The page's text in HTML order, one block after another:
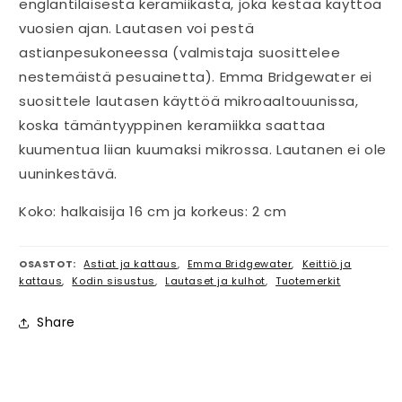
vuosien ajan. Lautasen voi pestä
astianpesukoneessa (valmistaja suosittelee
nestemäistä pesuainetta). Emma Bridgewater ei
suosittele lautasen käyttöä mikroaaltouunissa,
koska tämäntyyppinen keramiikka saattaa
kuumentua liian kuumaksi mikrossa. Lautanen ei ole
uuninkestävä.
Koko: halkaisija 16 cm ja korkeus: 2 cm
OSASTOT: Astiat ja kattaus, Emma Bridgewater,
Keittiö ja
kattaus, Kodin sisustus, Lautaset ja kulhot, Tuotemerkit
Share